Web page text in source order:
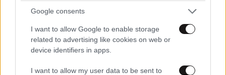
Google consents
I want to allow Google to enable storage
related to advertising like cookies on web or
device identifiers in apps.
I want to allow my user data to be sent to